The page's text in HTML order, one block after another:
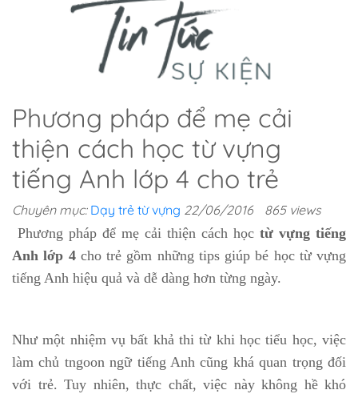
Phương pháp để mẹ cải
thiện cách học từ vựng
tiếng Anh lớp 4 cho trẻ
Chuyên mục: Dạy trẻ từ vựng 22/06/2016
865 views
Phương pháp để mẹ cải thiện cách học từ vựng tiếng
Anh lớp 4cho trẻ gồm những tips giúp bé học từ vựng
tiếng Anh hiệu quả và dễ dàng hơn từng ngày.
Như một nhiệm vụ bất khả thi từ khi học tiểu học, việc
làm chủ tngoon ngữ tiếng Anh cũng khá quan trọng đối
với trẻ. Tuy nhiên, thực chất, việc này không hề khó